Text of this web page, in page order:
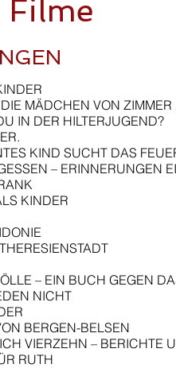
MÄDCHEN VON ZIMMER
IN DER HILTERJUGEND?
KIND SUCHT DAS
– ERINNERUNGEN
KINDER
– EIN BUCH GEGEN
NICHT
BERGEN-BELSEN
VIERZEHN – BERICHTE
RUTH